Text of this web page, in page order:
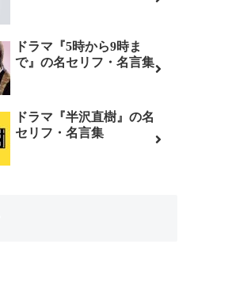
ドラマ『5時から9時ま
で』の名セリフ・名言集
ドラマ『半沢直樹』の名
セリフ・名言集